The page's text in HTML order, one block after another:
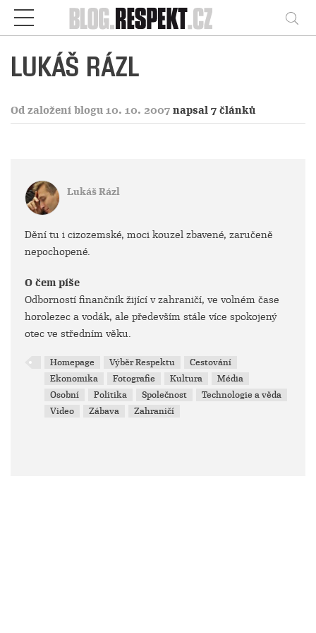
Respekt
LUKÁŠ RÁZL
Od založení blogu 10. 10. 2007 napsal 7 článků
Lukáš Rázl
Dění tu i cizozemské, moci kouzel zbavené, zaručeně
nepochopené.
O čem píše
Odborností finančník žijící v zahraničí, ve volném čase
horolezec a vodák, ale především stále více spokojený
otec ve středním věku.
Homepage Výběr Respektu
Cestování
Ekonomika
Fotografie Kultura
Média
Osobní
Politika Společnost
Technologie a věda
Video
Zábava Zahraničí